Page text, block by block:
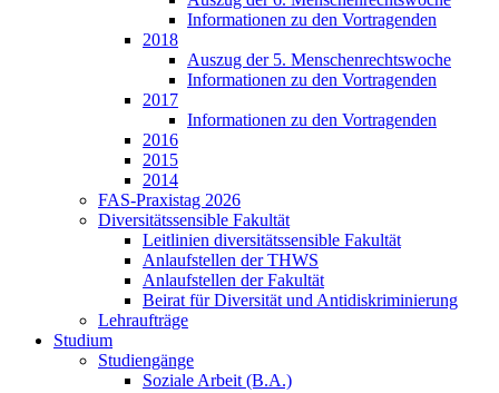
Informationen zu den Vortragenden
2018
Auszug der 5. Menschenrechtswoche
Informationen zu den Vortragenden
2017
Informationen zu den Vortragenden
2016
2015
2014
FAS-Praxistag 2026
Diversitätssensible Fakultät
Leitlinien diversitätssensible Fakultät
Anlaufstellen der THWS
Anlaufstellen der Fakultät
Beirat für Diversität und Antidiskriminierung
Lehraufträge
Studium
Studiengänge
Soziale Arbeit (B.A.)